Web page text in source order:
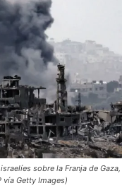
sobre la Franja de Gaza,
vía Getty Images)